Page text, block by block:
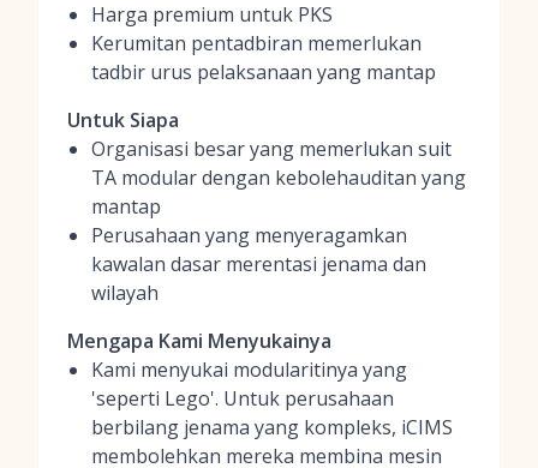
Harga premium untuk PKS
Kerumitan pentadbiran memerlukan
tadbir urus pelaksanaan yang mantap
Untuk Siapa
Organisasi besar yang memerlukan suit
TA modular dengan kebolehauditan yang
mantap
Perusahaan yang menyeragamkan
kawalan dasar merentasi jenama dan
wilayah
Mengapa Kami Menyukainya
Kami menyukai modularitinya yang
'seperti Lego'. Untuk perusahaan
berbilang jenama yang kompleks, iCIMS
membolehkan mereka membina mesin